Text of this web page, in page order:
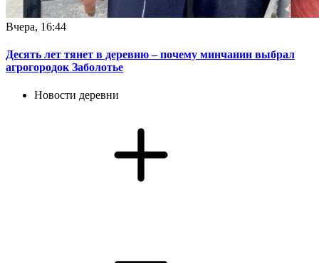
Вчера, 16:44
Десять лет тянет в деревню – почему минчанин выбрал
агрогородок Заболотье
Новости деревни